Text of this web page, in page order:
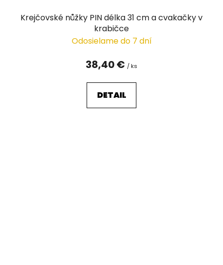
Krejčovské nůžky PIN délka 31 cm a cvakačky v
krabičce
Odosielame do 7 dní
38,40 € / ks
DETAIL